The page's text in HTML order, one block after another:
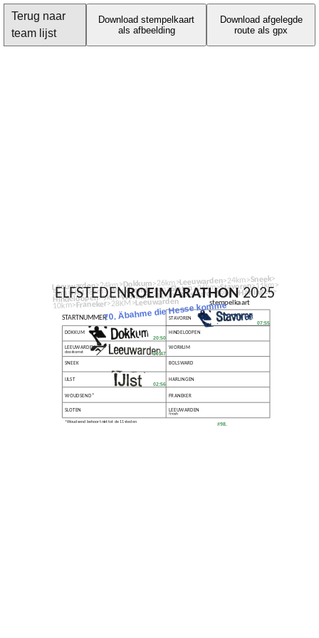
Terug naar
team lijst
Download stempelkaart
als afbeelding
Download afgelegde
route als gpx